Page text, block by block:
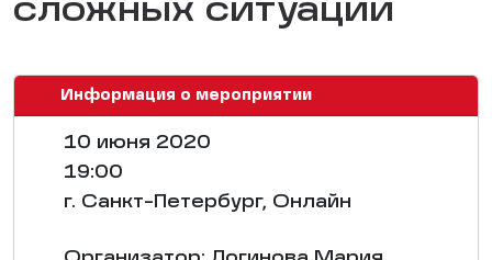
сложных ситуаций
Информация о мероприятии
10 июня 2020
19:00
г. Санкт-Петербург, Онлайн